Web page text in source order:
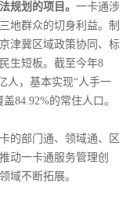
规划的项目。 一卡通涉
地群众的切身利益。制
津冀区域政策协同、标
生短板。截至今年8
人，基本实现“人手一
84.92%的常住人口。
的部门通、领域通、区
动一卡通服务管理创
域不断拓展。